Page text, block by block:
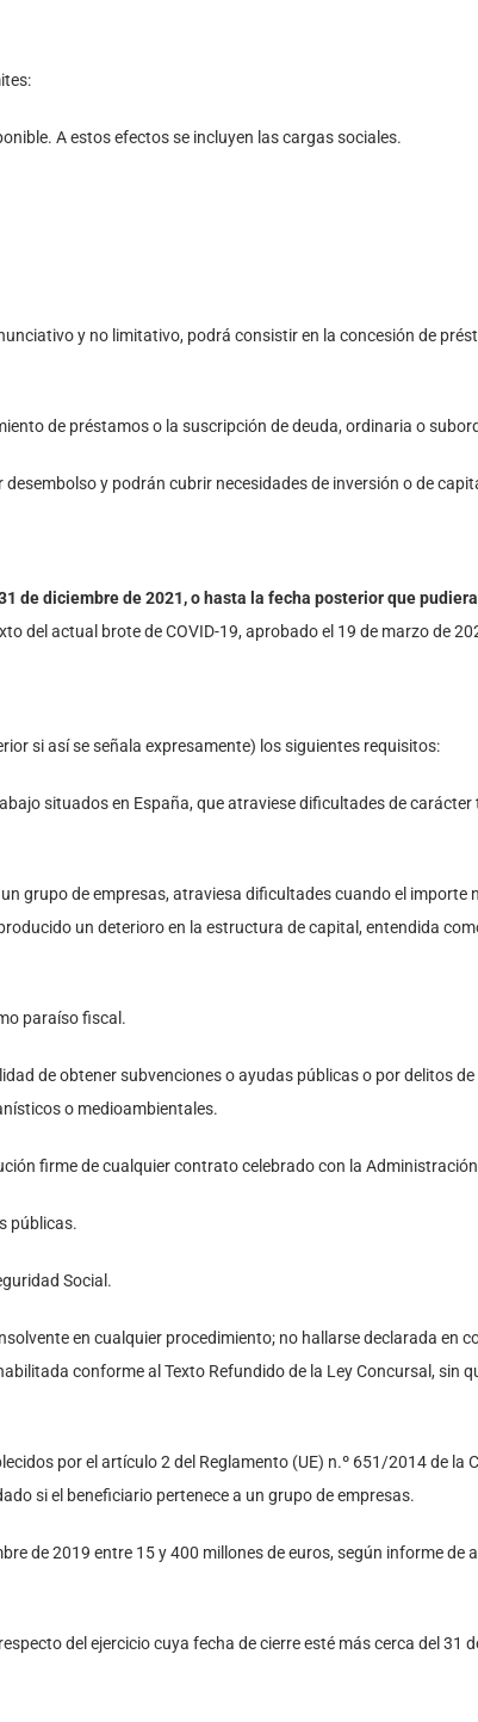
A estos efectos se incluyen las cargas sociales.
y no limitativo, podrá consistir en la concesión de
de préstamos o la suscripción de deuda, ordinaria o
desembolso y podrán cubrir necesidades de inversión o de
de diciembre de 2021, o hasta la fecha posterior que
del actual brote de COVID-19, aprobado el 19 de marzo de
si así se señala expresamente) los siguientes requisitos:
situados en España, que atraviese dificultades de carácter
grupo de empresas, atraviesa dificultades cuando el importe
un deterioro en la estructura de capital, entendida
paraíso fiscal.
de obtener subvenciones o ayudas públicas o por delitos
o medioambientales.
firme de cualquier contrato celebrado con la
públicas.
Social.
en cualquier procedimiento; no hallarse declarada en
conforme al Texto Refundido de la Ley Concursal, sin
por el artículo 2 del Reglamento (UE) n.º 651/2014 de la
si el beneficiario pertenece a un grupo de empresas.
de 2019 entre 15 y 400 millones de euros, según informe de
del ejercicio cuya fecha de cierre esté más cerca del 31